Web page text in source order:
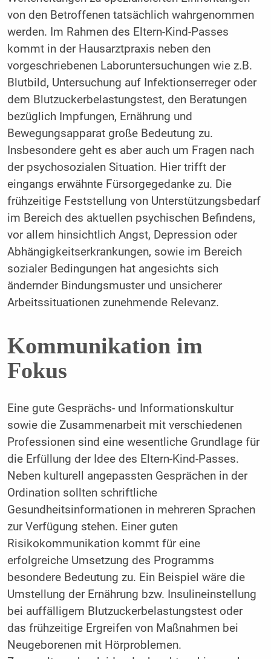
von den Betroffenen tatsächlich wahrgenommen
werden. Im Rahmen des Eltern-Kind-Passes
kommt in der Hausarztpraxis neben den
vorgeschriebenen Laboruntersuchungen wie z.B.
Blutbild, Untersuchung auf Infektionserreger oder
dem Blutzuckerbelastungstest, den Beratungen
bezüglich Impfungen, Ernährung und
Bewegungsapparat große Bedeutung zu.
Insbesondere geht es aber auch um Fragen nach
der psychosozialen Situation. Hier trifft der
eingangs erwähnte Fürsorgegedanke zu. Die
frühzeitige Feststellung von Unterstützungsbedarf
im Bereich des aktuellen psychischen Befindens,
vor allem hinsichtlich Angst, Depression oder
Abhängigkeitserkrankungen, sowie im Bereich
sozialer Bedingungen hat angesichts sich
ändernder Bindungsmuster und unsicherer
Arbeitssituationen zunehmende Relevanz.
Kommunikation im
Fokus
Eine gute Gesprächs- und Informationskultur
sowie die Zusammenarbeit mit verschiedenen
Professionen sind eine wesentliche Grundlage für
die Erfüllung der Idee des Eltern-Kind-Passes.
Neben kulturell angepassten Gesprächen in der
Ordination sollten schriftliche
Gesundheitsinformationen in mehreren Sprachen
zur Verfügung stehen. Einer guten
Risikokommunikation kommt für eine
erfolgreiche Umsetzung des Programms
besondere Bedeutung zu. Ein Beispiel wäre die
Umstellung der Ernährung bzw. Insulineinstellung
bei auffälligem Blutzuckerbelastungstest oder
das frühzeitige Ergreifen von Maßnahmen bei
Neugeborenen mit Hörproblemen.